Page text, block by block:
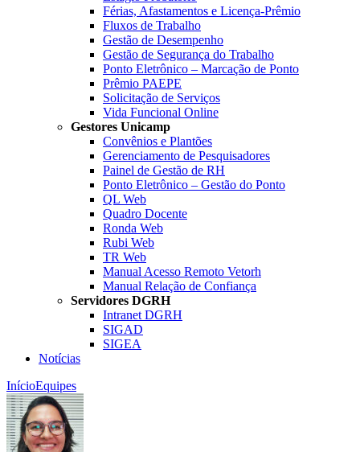
Férias, Afastamentos e Licença-Prêmio
Fluxos de Trabalho
Gestão de Desempenho
Gestão de Segurança do Trabalho
Ponto Eletrônico – Marcação de Ponto
Prêmio PAEPE
Solicitação de Serviços
Vida Funcional Online
Gestores Unicamp
Convênios e Plantões
Gerenciamento de Pesquisadores
Painel de Gestão de RH
Ponto Eletrônico – Gestão do Ponto
QL Web
Quadro Docente
Ronda Web
Rubi Web
TR Web
Manual Acesso Remoto Vetorh
Manual Relação de Confiança
Servidores DGRH
Intranet DGRH
SIGAD
SIGEA
Notícias
InícioEquipes